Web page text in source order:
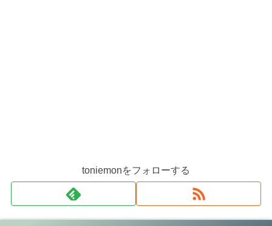
toniemonをフォローする